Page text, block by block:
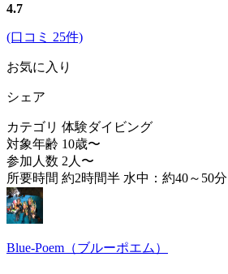
4.7
(口コミ 25件)
お気に入り
シェア
カテゴリ 体験ダイビング
対象年齢 10歳〜
参加人数 2人〜
所要時間 約2時間半 水中：約40～50分
Blue-Poem（ブルーポエム）